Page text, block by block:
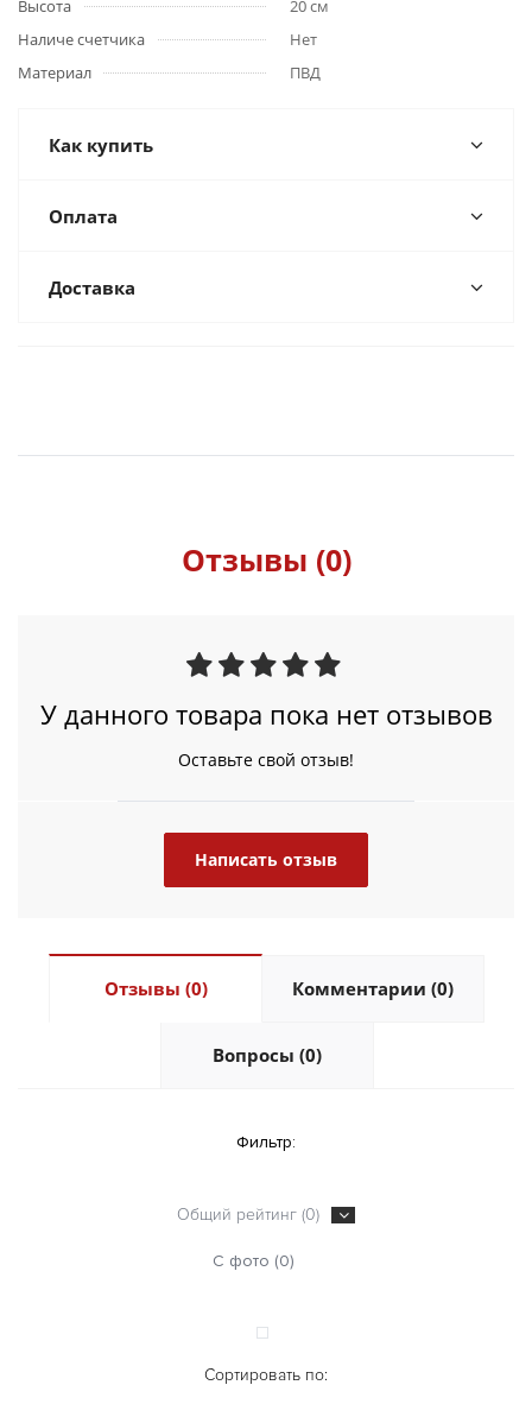
Высота
20 см
Наличе счетчика
Нет
Материал
ПВД
Как купить
Оплата
Доставка
Отзывы (0)
У данного товара пока нет отзывов
Оставьте свой отзыв!
Написать отзыв
Отзывы (0) Комментарии (0)
Вопросы (0)
Фильтр:
Общий рейтинг (0)
С фото (0)
Сортировать по: